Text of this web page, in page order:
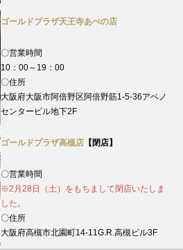
ゴールドプラザ天王寺あべの店
〇営業時間
10：00～19：00
〇住所
大阪府大阪市阿倍野区阿倍野筋1-5-36アベノ
センタービル地下2F
ゴールドプラザ高槻店 【閉店】
〇営業時間
※2月28日（土）をもちまして閉店いたしま
した。
〇住所
大阪府高槻市北園町14-11G.R.高槻ビル3F